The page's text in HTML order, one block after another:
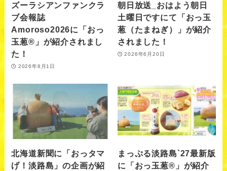
ズーラシアンファンクラ
ブ会報誌
Amoroso2026に「おっ
玉葱®︎」が紹介されまし
た！
2026年8月1日
朝日放送_おはよう朝日
土曜日ですにて「おっ玉
葱（たまねぎ）」が紹介
されました！
2026年6月20日
北海道新聞に「おっタマ
げ！淡路島」の企画が紹
まっぷる淡路島`27最新版
に「おっ玉葱®」が紹介